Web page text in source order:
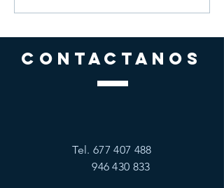
CONTACTANOS
Tel.677 407 488
946 430 833